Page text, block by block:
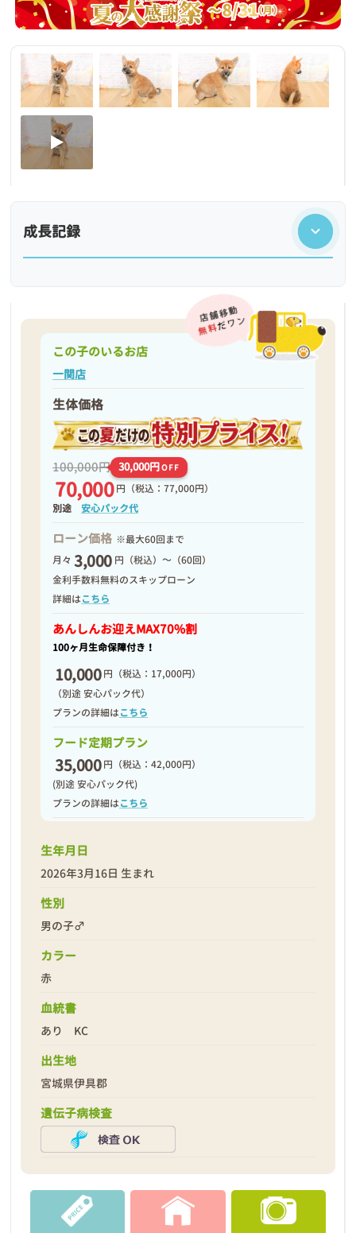
成長記録
2026年03月17日
❮
この子のいるお店
一関店
生体価格
100,000円 30,000円OFF
70,000 円 （税込：77,000円）
別途安心パック代
ローン価格 ※最大60回まで
月々 3,000 円（税込）～（60回）
金利手数料無料のスキップローン
詳細はこちら
あんしんお迎えMAX70%割
100ヶ月生命保障付き！
10,000 円 （税込：17,000円）
（別途 安心パック代）
プランの詳細はこちら
フード定期プラン
35,000 円 （税込：42,000円）
(別途 安心パック代)
プランの詳細はこちら
生年月日
2026年3月16日 生まれ
性別
男の子♂
カラー
赤
血統書
あり KC
出生地
宮城県伊具郡
遺伝子病検査